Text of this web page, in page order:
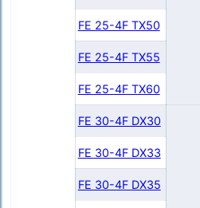
FE 25-4F TX50
FE 25-4F TX55
FE 25-4F TX60
FE 30-4F DX30
FE 30-4F DX33
FE 30-4F DX35